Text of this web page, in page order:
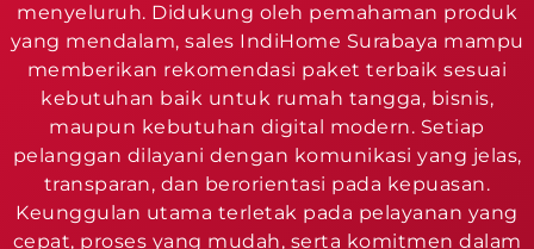
menyeluruh. Didukung oleh pemahaman produk
yang mendalam, sales IndiHome Surabaya mampu
memberikan rekomendasi paket terbaik sesuai
kebutuhan baik untuk rumah tangga, bisnis,
maupun kebutuhan digital modern. Setiap
pelanggan dilayani dengan komunikasi yang jelas,
transparan, dan berorientasi pada kepuasan.
Keunggulan utama terletak pada pelayanan yang
cepat, proses yang mudah, serta komitmen dalam